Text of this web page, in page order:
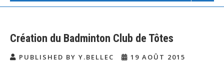
Création du Badminton Club de Tôtes
PUBLISHED BY Y.BELLEC 19 AOÛT 2015